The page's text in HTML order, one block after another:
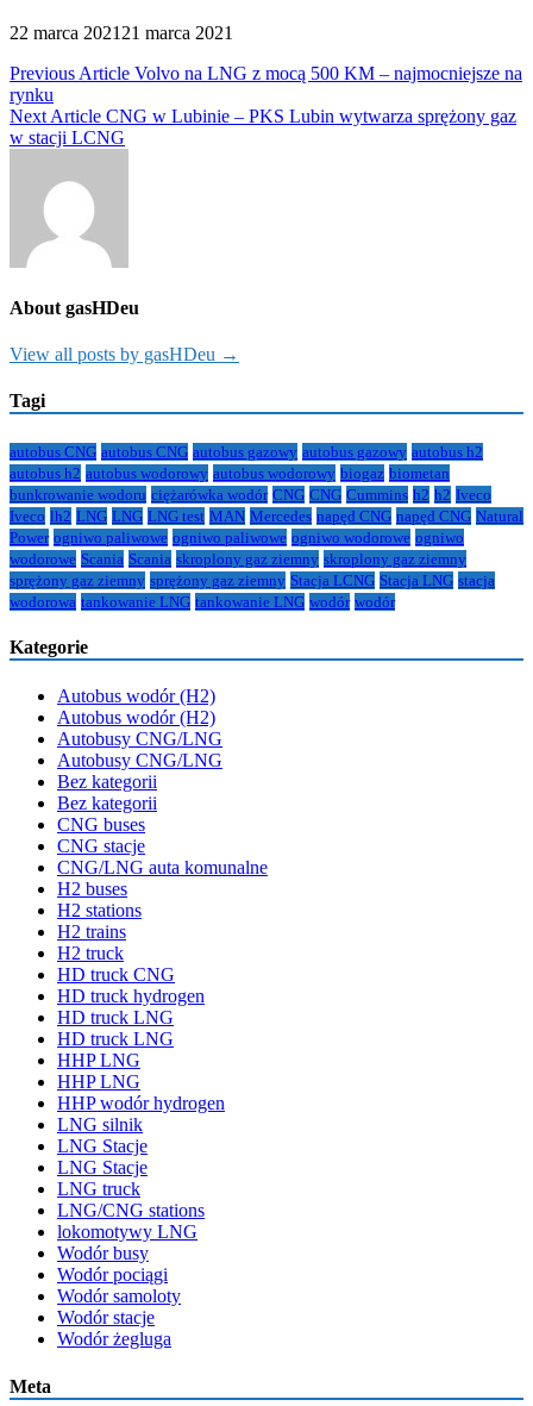
22 marca 2021 21 marca 2021
Nawigacja
wpisu
Previous Article Volvo na LNG z mocą 500 KM – najmocniejsze na
rynku
Next Article CNG w Lubinie – PKS Lubin wytwarza sprężony gaz
w stacji LCNG
About gasHDeu
View all posts by gasHDeu →
Tagi
autobus CNG autobus CNG autobus gazowy autobus gazowy autobus h2
autobus h2 autobus wodorowy autobus wodorowy biogaz biometan
bunkrowanie wodoru ciężarówka wodór CNG CNG Cummins h2 h2 Iveco
Iveco lh2 LNG LNG LNG test MAN Mercedes napęd CNG napęd CNG Natural
Power ogniwo paliwowe ogniwo paliwowe ogniwo wodorowe ogniwo
wodorowe Scania Scania skroplony gaz ziemny skroplony gaz ziemny
sprężony gaz ziemny sprężony gaz ziemny Stacja LCNG Stacja LNG stacja
wodorowa tankowanie LNG tankowanie LNG wodór wodór
Kategorie
Autobus wodór (H2)
Autobus wodór (H2)
Autobusy CNG/LNG
Autobusy CNG/LNG
Bez kategorii
Bez kategorii
CNG buses
CNG stacje
CNG/LNG auta komunalne
H2 buses
H2 stations
H2 trains
H2 truck
HD truck CNG
HD truck hydrogen
HD truck LNG
HD truck LNG
HHP LNG
HHP LNG
HHP wodór hydrogen
LNG silnik
LNG Stacje
LNG Stacje
LNG truck
LNG/CNG stations
lokomotywy LNG
Wodór busy
Wodór pociągi
Wodór samoloty
Wodór stacje
Wodór żegluga
Meta